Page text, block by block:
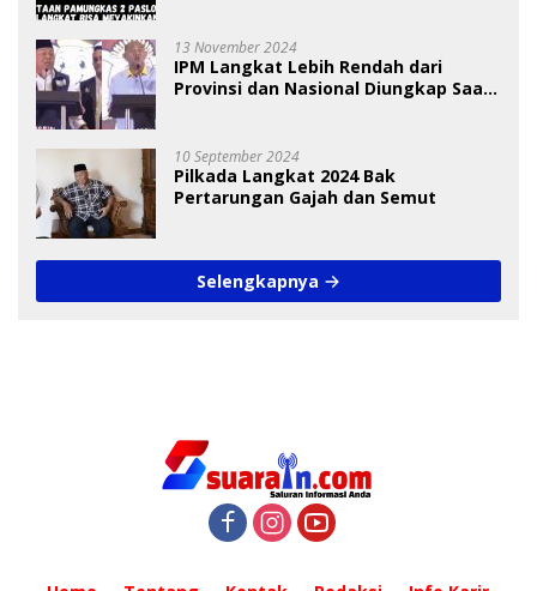
13 November 2024
IPM Langkat Lebih Rendah dari
Provinsi dan Nasional Diungkap Saat
10 September 2024
Pilkada Langkat 2024 Bak
Pertarungan Gajah dan Semut
Selengkapnya